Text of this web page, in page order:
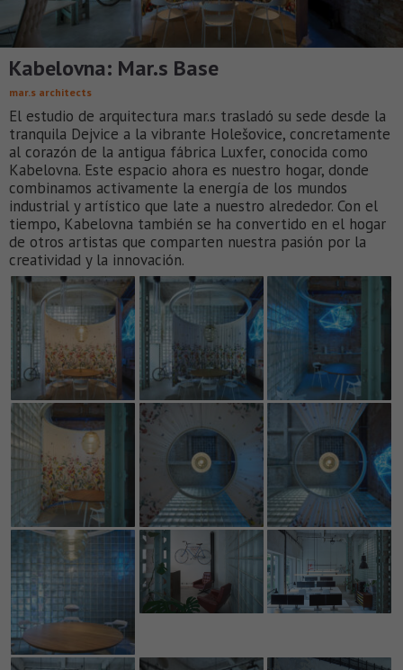
Kabelovna: Mar.s Base
mar.s architects
El estudio de arquitectura mar.s trasladó su sede desde la
tranquila Dejvice a la vibrante Holešovice, concretamente
al corazón de la antigua fábrica Luxfer, conocida como
Kabelovna. Este espacio ahora es nuestro hogar, donde
combinamos activamente la energía de los mundos
industrial y artístico que late a nuestro alrededor. Con el
tiempo, Kabelovna también se ha convertido en el hogar
de otros artistas que comparten nuestra pasión por la
creatividad y la innovación.